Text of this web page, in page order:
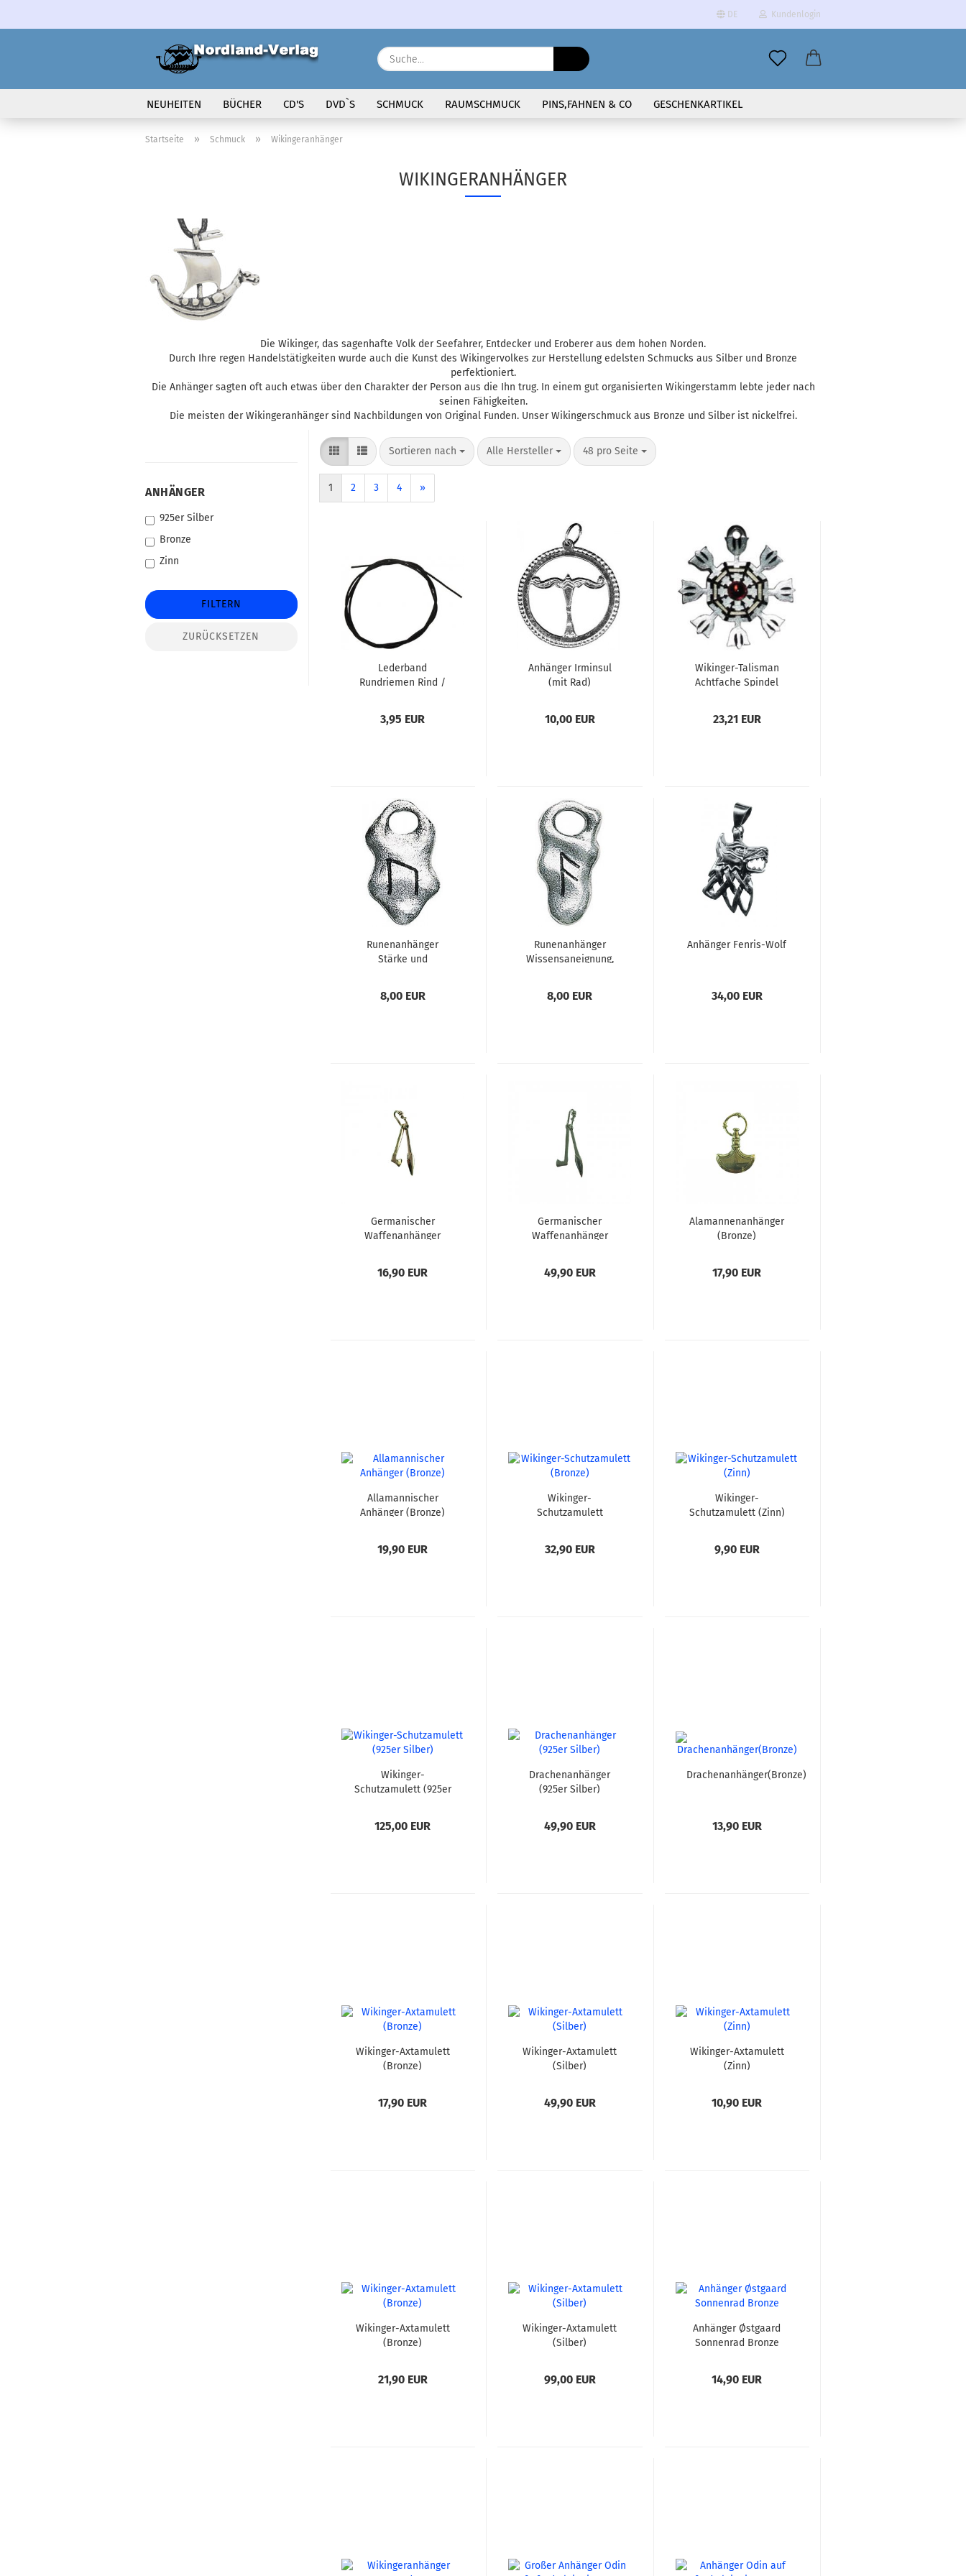
DE
Sprache auswählen
Kundenlogin
Suche...
NEUHEITEN BÜCHER CD'S DVD`S SCHMUCK RAUMSCHMUCK PINS,FAHNEN & CO GESCHENKARTIKEL
VOLK IN BEWEGUNG
Startseite » Schmuck » Wikingeranhänger
WIKINGERANHÄNGER
Die Wikinger, das sagenhafte Volk der Seefahrer, Entdecker und Eroberer aus dem hohen Norden.
Durch Ihre regen Handelstätigkeiten wurde auch die Kunst des Wikingervolkes zur Herstellung edelsten Schmucks aus Silber und Bronze
perfektioniert.
Die Anhänger sagten oft auch etwas über den Charakter der Person aus die Ihn trug. In einem gut organisierten Wikingerstamm lebte jeder nach
seinen Fähigkeiten.
Die meisten der Wikingeranhänger sind Nachbildungen von Original Funden. Unser Wikingerschmuck aus Bronze und Silber ist nickelfrei.
ANHÄNGER
ANHÄNGER
925er Silber
Bronze
Zinn
FILTERN
ZURÜCKSETZEN
Sortieren nach
Sortieren nach Alle Hersteller
pro Seite 48 pro Seite
pro Seite
1 2 3 4 »
Lederband
Rundriemen Rind /
3,95 EUR
Anhänger Irminsul
(mit Rad)
10,00 EUR
Wikinger-Talisman
Achtfache Spindel
23,21 EUR
Runenanhänger
Stärke und
8,00 EUR
Runenanhänger
Wissensaneignung,
8,00 EUR
Anhänger Fenris-Wolf
34,00 EUR
Germanischer
Waffenanhänger
16,90 EUR
Germanischer
Waffenanhänger
49,90 EUR
Alamannenanhänger
(Bronze)
17,90 EUR
Allamannischer
Anhänger (Bronze)
19,90 EUR
Wikinger-
Schutzamulett
32,90 EUR
Wikinger-
Schutzamulett (Zinn)
9,90 EUR
Wikinger-
Schutzamulett (925er
125,00 EUR
Drachenanhänger
(925er Silber)
49,90 EUR
Drachenanhänger(Bronze)
13,90 EUR
Wikinger-Axtamulett
(Bronze)
17,90 EUR
Wikinger-Axtamulett
(Silber)
49,90 EUR
Wikinger-Axtamulett
(Zinn)
10,90 EUR
Wikinger-Axtamulett
(Bronze)
21,90 EUR
Wikinger-Axtamulett
(Silber)
99,00 EUR
Anhänger Østgaard
Sonnenrad Bronze
14,90 EUR